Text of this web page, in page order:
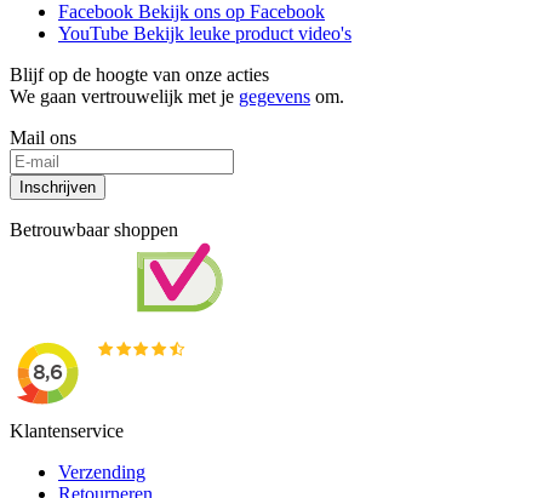
Facebook Bekijk ons op Facebook
YouTube Bekijk leuke product video's
Blijf op de hoogte van onze acties
We gaan vertrouwelijk met je gegevens om.
Mail ons
Inschrijven
Betrouwbaar shoppen
Klantenservice
Verzending